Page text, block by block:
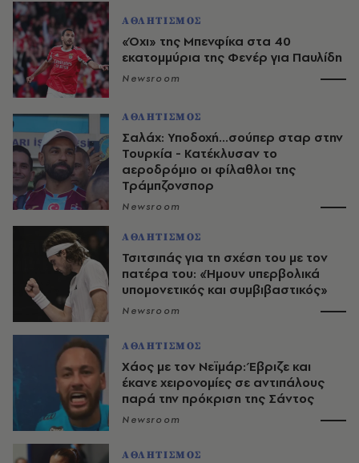
ΑΘΛΗΤΙΣΜΟΣ
«Όχι» της Μπενφίκα στα 40
εκατομμύρια της Φενέρ για Παυλίδη
Newsroom
ΑΘΛΗΤΙΣΜΟΣ
Σαλάχ: Υποδοχή...σούπερ σταρ στην
Τουρκία - Κατέκλυσαν το
αεροδρόμιο οι φίλαθλοι της
Τράμπζονσπορ
Newsroom
ΑΘΛΗΤΙΣΜΟΣ
Τσιτσιπάς για τη σχέση του με τον
πατέρα του: «Ήμουν υπερβολικά
υπομονετικός και συμβιβαστικός»
Newsroom
ΑΘΛΗΤΙΣΜΟΣ
Χάος με τον Νεϊμάρ: Έβριζε και
έκανε χειρονομίες σε αντιπάλους
παρά την πρόκριση της Σάντος
Newsroom
ΑΘΛΗΤΙΣΜΟΣ